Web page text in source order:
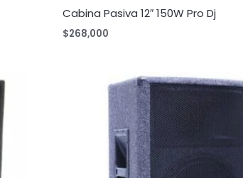
Cabina Pasiva 12″ 150W Pro Dj
$268,000